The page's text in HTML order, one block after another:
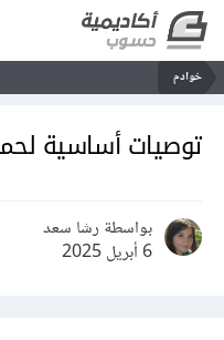
خوادم
توصيات أساسية
بواسطة رشا سعد
6 أبريل 2025